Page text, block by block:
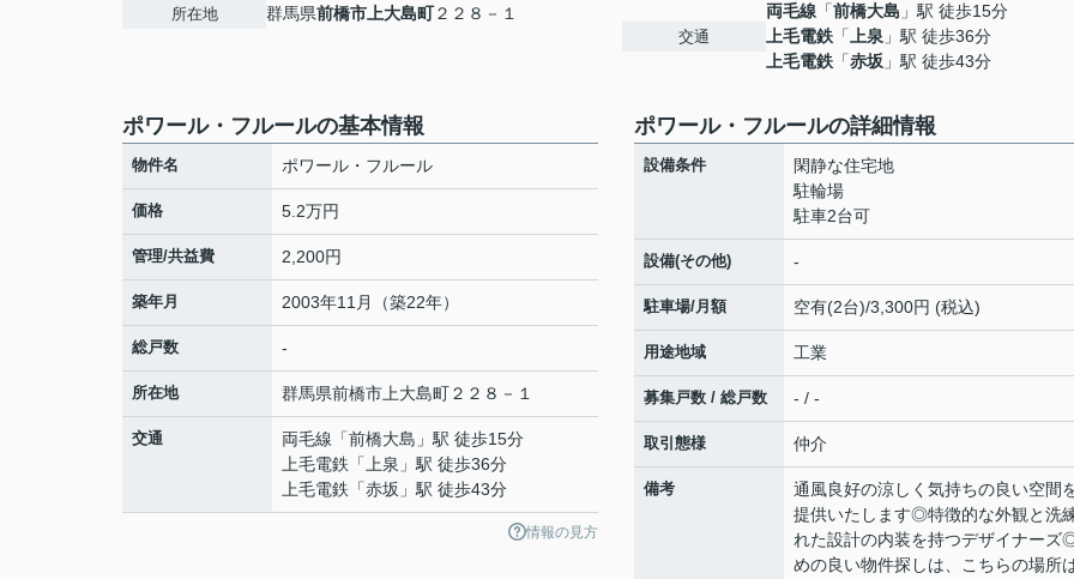
所在地 群馬県前橋市 上大島町２２８－１
交通
両毛線 「前橋大島 」駅 徒歩15分
上毛電鉄 「 上泉 」駅 徒歩36分
上毛電鉄 「赤坂 」駅 徒歩43分
ポワール・フルールの基本情報
物件名 ポワール・フルール
価格 5.2万円
管理/共益費 2,200円
築年月 2003年11月（築22年）
総戸数 -
所在地 群馬県前橋市 上大島町２２８－１
交通 両毛線 「前橋大島 」駅 徒歩15分
上毛電鉄 「 上泉 」駅 徒歩36分
上毛電鉄 「赤坂 」駅 徒歩43分
情報の見方
ポワール・フルールの詳細情報
設備条件
閑静な住宅地
駐輪場
駐車2台可
設備(その他) -
駐車場/月額 空有(2台)/3,300円 (税込)
用途地域 工業
募集戸数 / 総戸数 - / -
取引態様 仲介
備考
通風良好の涼しく気持ちの良い空間
提供いたします◎特徴的な外観と洗
れた設計の内装を持つデザイナーズ
めの良い物件探しは、こちらの場所